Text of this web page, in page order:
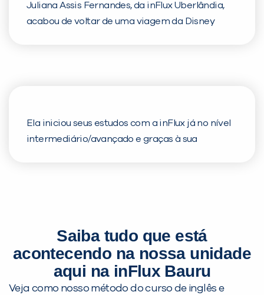
Juliana Assis Fernandes, da inFlux Uberlândia,
acabou de voltar de uma viagem da Disney
Ela iniciou seus estudos com a inFlux já no nível
intermediário/avançado e graças à sua
Saiba tudo que está
acontecendo na nossa unidade
aqui na inFlux Bauru
Veja como nosso método do curso de inglês e